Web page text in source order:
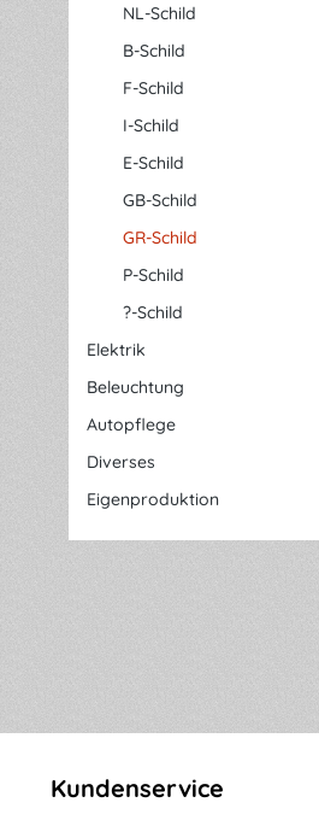
NL-Schild
B-Schild
F-Schild
I-Schild
E-Schild
GB-Schild
GR-Schild
P-Schild
?-Schild
Elektrik
Beleuchtung
Autopflege
Diverses
Eigenproduktion
Kundenservice